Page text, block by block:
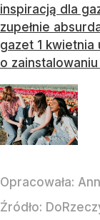
inspiracją dla
zupełnie
gazet 1 kwietnia
o
Opracowała:
Źródło: